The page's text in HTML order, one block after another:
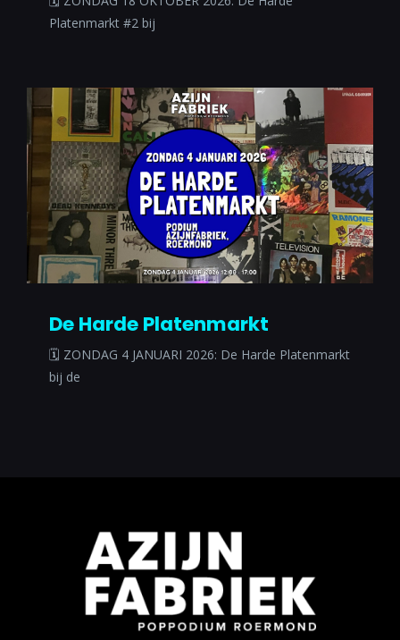
Platenmarkt #2 bij
De Harde Platenmarkt
🗓 ZONDAG 4 JANUARI 2026: De Harde Platenmarkt
bij de